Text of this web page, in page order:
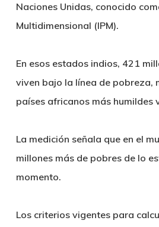
Naciones Unidas, conocido
Multidimensional (IPM).
En esos estados indios, 421
viven bajo la línea de pobreza,
países africanos más humildes
La medición señala que en el
millones más de pobres de lo
momento.
Los criterios vigentes para